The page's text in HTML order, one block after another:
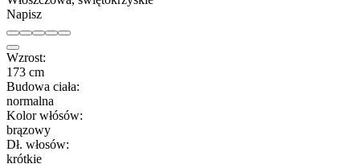
Napisz
Wzrost:
173 cm
Budowa ciała:
normalna
Kolor włósów:
brązowy
Dł. włosów:
krótkie